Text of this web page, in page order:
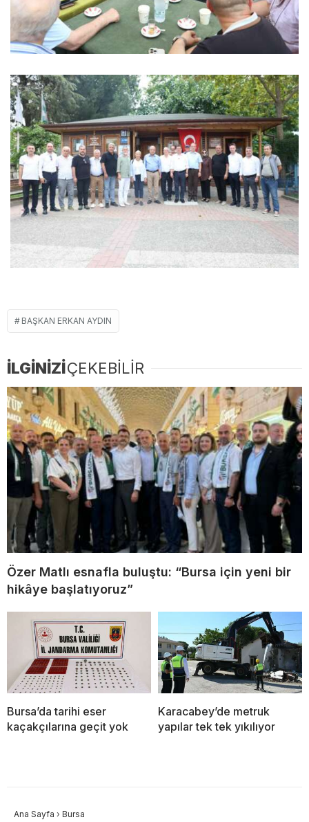
BAŞKAN ERKAN AYDIN
İLGİNİZİÇEKEBİLİR
Özer Matlı esnafla buluştu: “Bursa için yeni bir
hikâye başlatıyoruz”
Bursa’da tarihi eser
kaçakçılarına geçit yok
Karacabey’de metruk
yapılar tek tek yıkılıyor
Ana Sayfa › Bursa